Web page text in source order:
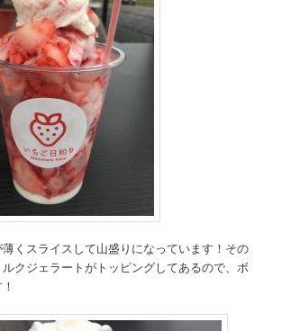
くスライスして山盛りになっています！その
クジェラートがトッピングしてあるので、ボ